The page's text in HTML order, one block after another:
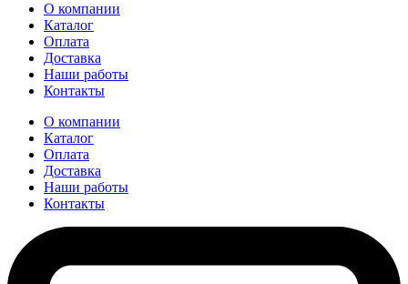
О компании
Каталог
Оплата
Доставка
Наши работы
Контакты
О компании
Каталог
Оплата
Доставка
Наши работы
Контакты